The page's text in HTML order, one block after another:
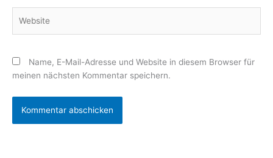
Name, E-Mail-Adresse und Website in diesem Browser für
meinen nächsten Kommentar speichern.